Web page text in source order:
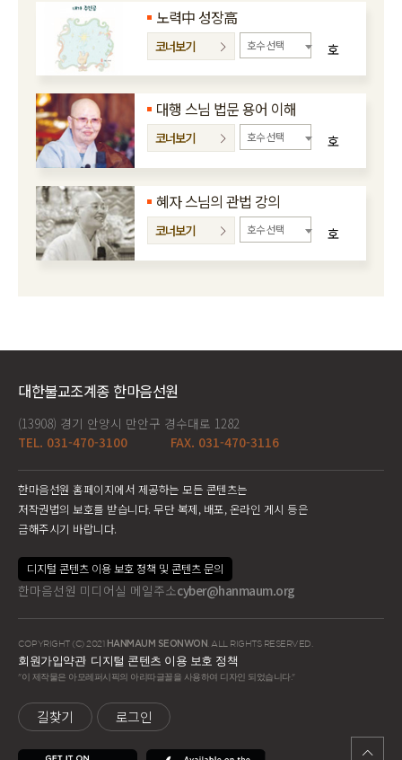
노력中 성장高
코너보기 호수 선택 호
대행 스님 법문 용어 이해
코너보기 호수 선택 호
혜자 스님의 관법 강의
코너보기 호수 선택 호
대한불교조계종 한마음선원
(13908) 경기 안양시 만안구 경수대로 1282
TEL. 031-470-3100
FAX. 031-470-3116
한마음선원 홈페이지에서 제공하는 모든 콘텐츠는
저작권법의 보호를 받습니다. 무단 복제, 배포, 온라인 게시 등은
금해주시기 바랍니다.
디지털 콘텐츠 이용 보호 정책 및 콘텐츠 문의
한마음선원 미디어실 메일주소cyber@hanmaum.org
COPYRIGHT (C) 2021 HANMAUM SEONWON . ALL RIGHTS RESERVED.
회원가입약관 디지털 콘텐츠 이용 보호 정책
"이 제작물은 아모레퍼시픽의 아리따글꼴을 사용하여 디자인 되었습니다."
길찾기 로그인